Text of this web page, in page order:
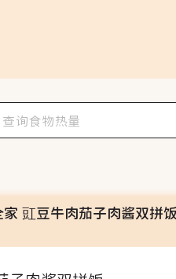
豇豆牛肉茄子肉酱双